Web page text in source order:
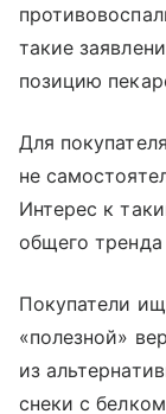
такие
позицию
Для покупателя
не
Интерес к
общего тренда
Покупатели
«полезной»
из
снеки с